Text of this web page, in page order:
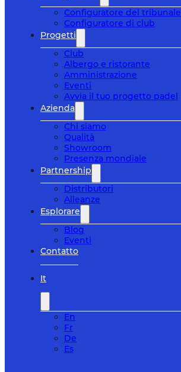
Configuratore del tribunale
Configuratore di club
Progetti
Club
Albergo e ristorante
Amministrazione
Eventi
Avvia il tuo progetto padel
Azienda
Chi siamo
Qualità
Showroom
Presenza mondiale
Partnership
Distributori
Alleanze
Esplorare
Blog
Eventi
Contatto
It
En
Fr
De
Es